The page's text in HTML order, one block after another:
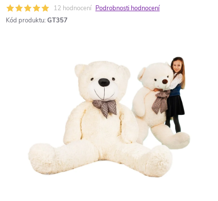
12 hodnocení Podrobnosti hodnocení
Kód produktu: GT357